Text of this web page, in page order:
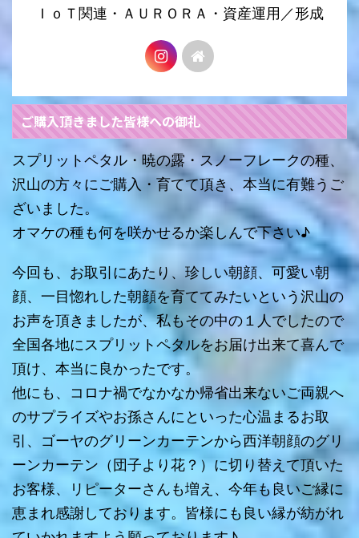
ＩｏＴ関連・ＡＵＲＯＲＡ・資産運用／形成
ご購入頂きました皆様への御礼
スプリットペタル・暁の露・スノーフレークの種、
沢山の方々にご購入・育てて頂き、本当に有難うご
ざいました。
オマケの種も何を咲かせるか楽しんで下さい♪
今回も、お取引にあたり、珍しい朝顔、可愛い朝
顔、一目惚れした朝顔を育ててみたいという沢山の
お声を頂きましたが、私もその中の１人でしたので
全国各地にスプリットペタルをお届け出来て喜んで
頂け、本当に良かったです。
他にも、コロナ禍でなかなか帰省出来ないご両親へ
のサプライズやお孫さんにといった心温まるお取
引、ゴーヤのグリーンカーテンから西洋朝顔のグリ
ーンカーテン（団子より花？）に切り替えて頂いた
お客様、リピーターさんも増え、今年も良いご縁に
恵まれ感謝しております。皆様にも良い縁が紡がれ